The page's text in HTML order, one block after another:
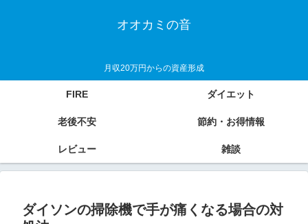
オオカミの音
月収20万円からの資産形成
FIRE ダイエット
老後不安 節約・お得情報
レビュー 雑談
ダイソンの掃除機で手が痛くなる場合の対